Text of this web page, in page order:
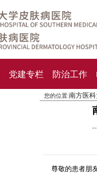
党建专栏 防治工作
您的位置:南方医
尊敬的患者朋